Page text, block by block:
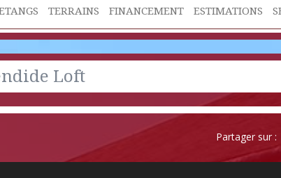
TERRAINS FINANCEMENT ESTIMATIONS
Loft
Partager sur :